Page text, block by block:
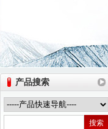
产品搜索